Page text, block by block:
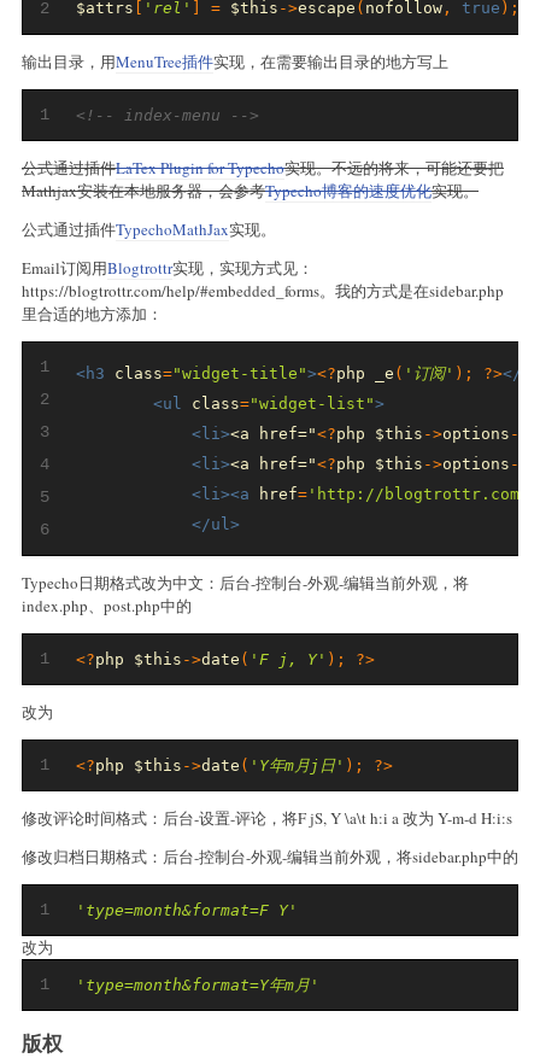
2 $attrs [ 'rel' ] = $this ->escape ( nofollow , true );
输出目录，用MenuTree插件实现，在需要输出目录的地方写上
1 <!-- index-menu -->
公式通过插件LaTex Plugin for Typecho实现。不远的将来，可能还要把
Mathjax安装在本地服务器，会参考Typecho博客的速度优化实现。
公式通过插件TypechoMathJax实现。
Email订阅用Blogtrottr实现，实现方式见：
https://blogtrottr.com/help/#embedded_forms。我的方式是在sidebar.php
里合适的地方添加：
1
2
3
4
5
6
<h3 class="widget-title"><?php _e ( '订阅' ); ?></
<ul
class="widget-list">
<li><a href="<?php $this ->options ->
<li><a href="<?php $this ->options ->
<li><a
href= 'http://blogtrottr.com/
</ul>
Typecho日期格式改为中文：后台-控制台-外观-编辑当前外观，将
index.php、post.php中的
1 <?php $this ->date ( 'F j, Y' ); ?>
改为
1 <?php $this ->date ( 'Y年m月j日' ); ?>
修改评论时间格式：后台-设置-评论，将F jS, Y \a\t h:i a 改为 Y-m-d H:i:s
修改归档日期格式：后台-控制台-外观-编辑当前外观，将sidebar.php中的
1 'type=month&format=F Y'
改为
1 'type=month&format=Y年m月'
版权